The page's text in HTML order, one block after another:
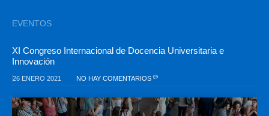
EVENTOS
XI Congreso Internacional de Docencia Universitaria e
Innovación
26 ENERO 2021 NO HAY COMENTARIOS